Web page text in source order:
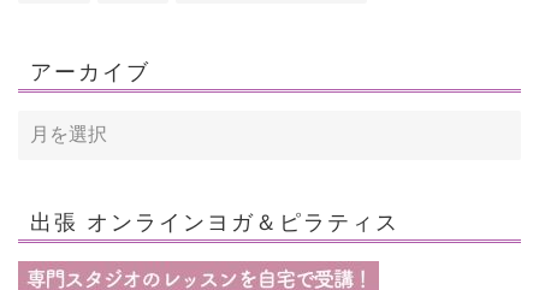
アーカイブ
出張 オンラインヨガ＆ピラティス